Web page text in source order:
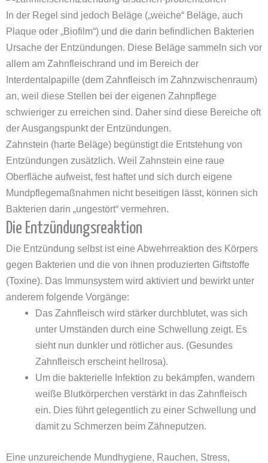
In der Regel sind jedoch Beläge („weiche“ Beläge, auch
Plaque oder „Biofilm“) und die darin befindlichen Bakterien
Ursache der Entzündungen. Diese Beläge sammeln sich vor
allem am Zahnfleischrand und im Bereich der
Interdentalpapille (dem Zahnfleisch im Zahnzwischenraum)
an, weil diese Stellen bei der eigenen Zahnpflege
schwieriger zu erreichen sind. Daher sind diese Bereiche oft
der Ausgangspunkt der Entzündungen.
Zahnstein (harte Beläge) begünstigt die Entstehung von
Entzündungen zusätzlich. Weil Zahnstein eine raue
Oberfläche aufweist, fest haftet und sich durch eigene
Mundpflegemaßnahmen nicht beseitigen lässt, können sich
Bakterien darin „ungestört“ vermehren.
Die Entzündungsreaktion
Die Entzündung selbst ist eine Abwehrreaktion des Körpers
gegen Bakterien und die von ihnen produzierten Giftstoffe
(Toxine). Das Immunsystem wird aktiviert und bewirkt unter
anderem folgende Vorgänge:
Das Zahnfleisch wird stärker durchblutet, was sich
unter Umständen durch eine Schwellung zeigt. Es
sieht nun dunkler und rötlicher aus. (Gesundes
Zahnfleisch erscheint hellrosa).
Um die bakterielle Infektion zu bekämpfen, wandern
weiße Blutkörperchen verstärkt in das Zahnfleisch
ein. Dies führt gelegentlich zu einer Schwellung und
damit zu Schmerzen beim Zähneputzen.
Eine unzureichende Mundhygiene, Rauchen, Stress,